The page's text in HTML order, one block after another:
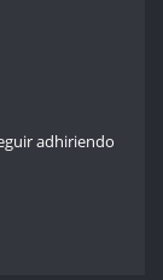
adhiriendo